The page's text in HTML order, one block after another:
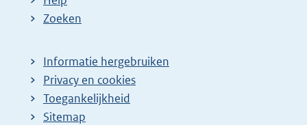
Zoeken
Informatie hergebruiken
Privacy en cookies
Toegankelijkheid
Sitemap